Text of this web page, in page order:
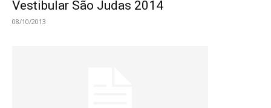
Vestibular São Judas 2014
08/10/2013